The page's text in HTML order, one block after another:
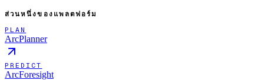
ส่วนหนึ่งของแพลตฟอร์ม
PLAN
ArcPlanner
PREDICT
ArcForesight